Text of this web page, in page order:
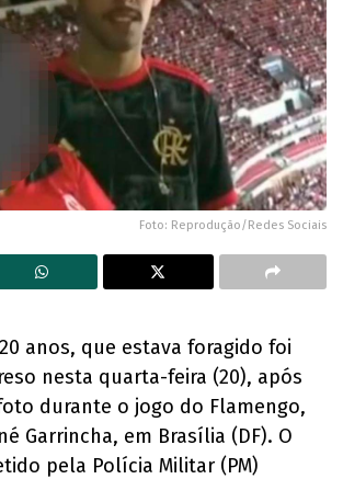
Foto: Reprodução/Redes Sociais
anos, que estava foragido foi
nesta quarta-feira (20), após
durante o jogo do Flamengo,
Garrincha, em Brasília (DF). O
pela Polícia Militar (PM)